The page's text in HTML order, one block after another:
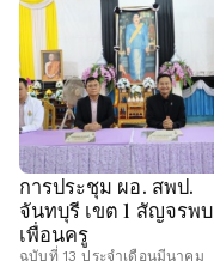
การประชุม ผอ. สพป.
จันทบุรี เขต 1 สัญจรพบ
เพื่อนครู
ฉบับที่ 13 ประจำเดือนมีนาคม